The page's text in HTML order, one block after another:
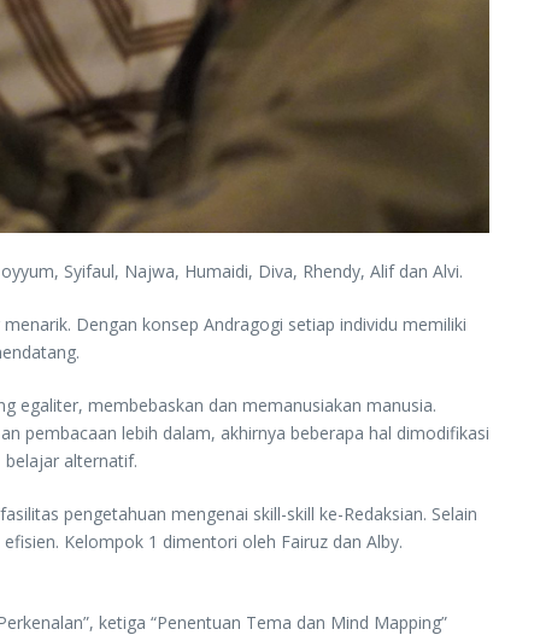
Syifaul, Najwa, Humaidi, Diva, Rhendy, Alif dan Alvi.
Dengan konsep Andragogi setiap individu memiliki
egaliter, membebaskan dan memanusiakan manusia.
pembacaan lebih dalam, akhirnya beberapa hal dimodifikasi
belajar alternatif.
pengetahuan mengenai skill-skill ke-Redaksian. Selain
Kelompok 1 dimentori oleh Fairuz dan Alby.
ketiga “Penentuan Tema dan Mind Mapping”